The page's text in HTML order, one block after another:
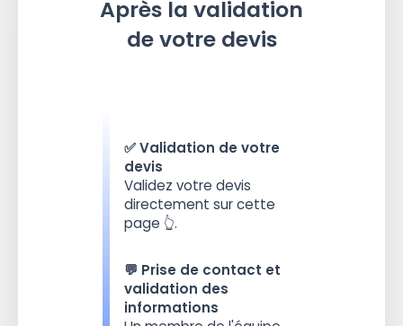
Après la validation
de votre devis
✅ Validation de votre
devis
Validez votre devis
directement sur cette
page 👆.
💬 Prise de contact et
validation des
informations